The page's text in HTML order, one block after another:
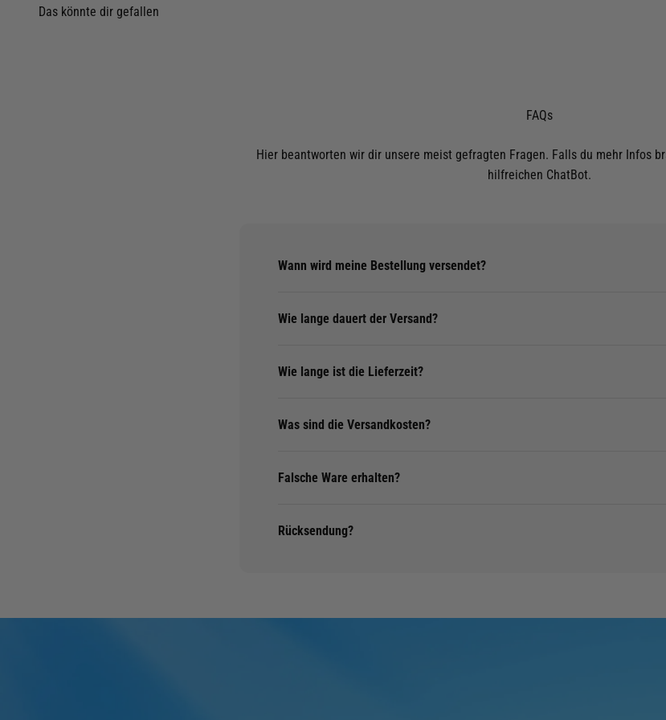
FAQs
Hier beantworten wir dir unsere meist gefragten Fragen. Falls du mehr Infos
hilfreichen ChatBot.
Wann wird meine Bestellung versendet?
Wie lange dauert der Versand?
Wie lange ist die Lieferzeit?
Was sind die Versandkosten?
Falsche Ware erhalten?
Rücksendung?